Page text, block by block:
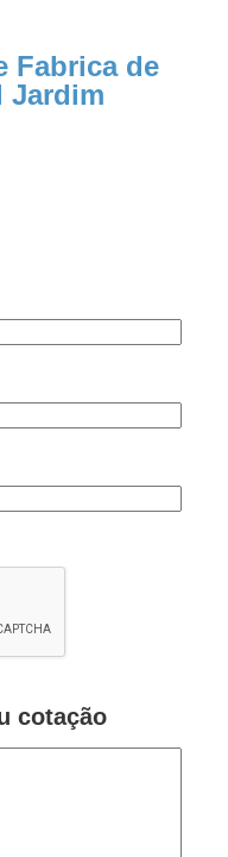
Fabrica de
Jardim
cotação